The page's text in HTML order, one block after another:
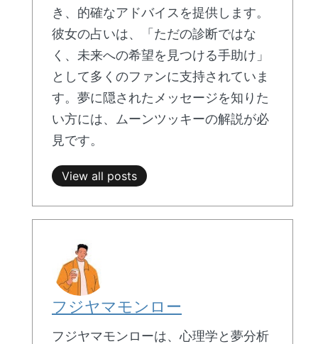
き、的確なアドバイスを提供します。
彼女の占いは、「ただの診断ではな
く、未来への希望を見つける手助け」
として多くのファンに支持されていま
す。夢に隠されたメッセージを知りた
い方には、ムーンツッキーの解説が必
見です。
View all posts
フジヤマモンロー
フジヤマモンローは、心理学と夢分析